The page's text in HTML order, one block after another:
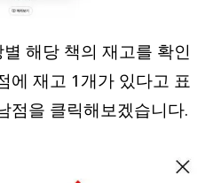
해당 책의 재고를 확인
에 재고 1개가 있다고 표
점을 클릭해보겠습니다.